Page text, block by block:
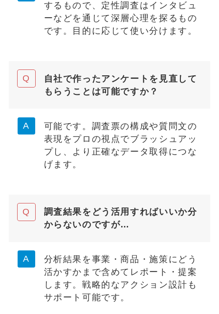
するもので、定性調査はインタビュ
ーなどを通じて深層心理を探るもの
です。目的に応じて使い分けます。
自社で作ったアンケートを見直して
もらうことは可能ですか？
可能です。調査票の構成や質問文の
表現をプロの視点でブラッシュアッ
プし、より正確なデータ取得につな
げます。
調査結果をどう活用すればいいか分
からないのですが…
分析結果を事業・商品・施策にどう
活かすかまで含めてレポート・提案
します。戦略的なアクション設計も
サポート可能です。